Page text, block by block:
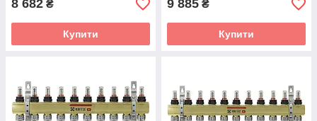
8 682 ₴
Купити
9 885 ₴
Купити